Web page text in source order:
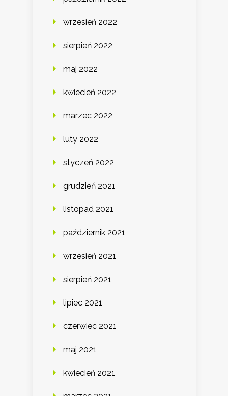
wrzesień 2022
sierpień 2022
maj 2022
kwiecień 2022
marzec 2022
luty 2022
styczeń 2022
grudzień 2021
listopad 2021
październik 2021
wrzesień 2021
sierpień 2021
lipiec 2021
czerwiec 2021
maj 2021
kwiecień 2021